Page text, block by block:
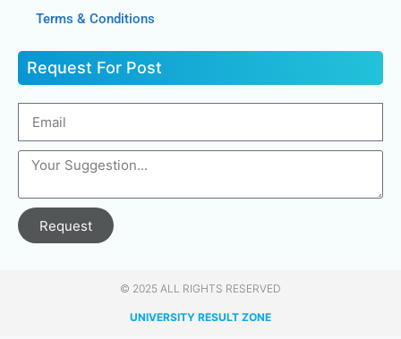
Terms & Conditions
Request For Post
Request
© 2025 ALL RIGHTS RESERVED​
UNIVERSITY RESULT ZONE